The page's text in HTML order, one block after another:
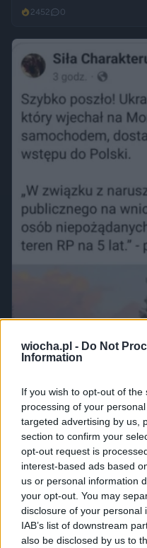
wiocha.pl - Do Not
Information
If you wish to opt-out of
processing of your
targeted advertising by us,
section to confirm your
opt-out request is
interest-based ads based
us or personal information
your opt-out. You may
disclosure of your personal
IAB’s list of downstream
also be disclosed by us to
2452 0